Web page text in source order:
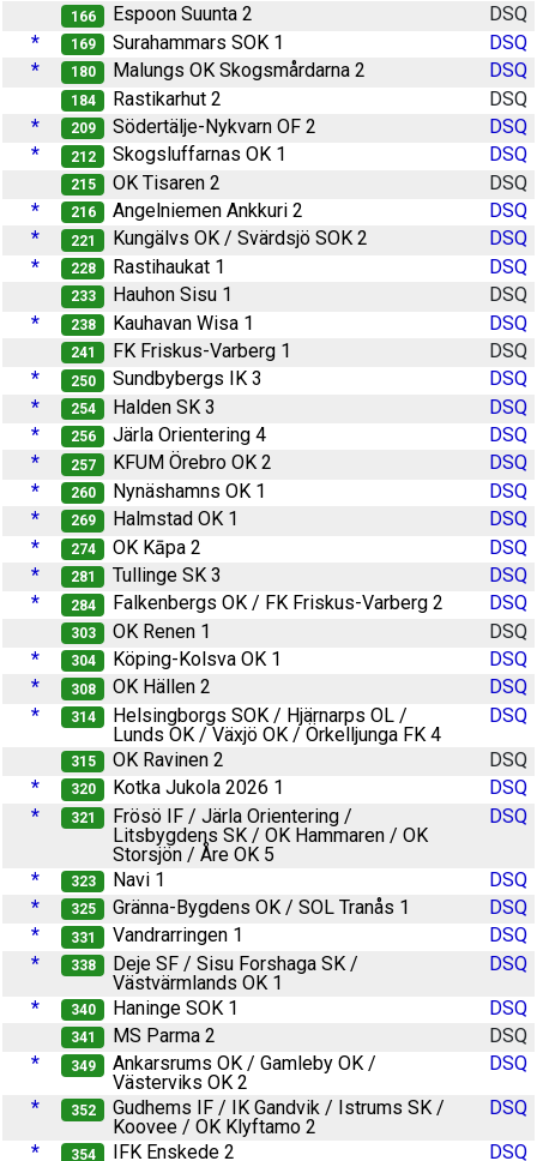
166 Espoon Suunta 2
DSQ
*
169 Surahammars SOK 1
DSQ
*
180 Malungs OK Skogsmårdarna 2 DSQ
184 Rastikarhut 2
DSQ
*
209 Södertälje-Nykvarn OF 2
DSQ
*
212 Skogsluffarnas OK 1 DSQ
215 OK Tisaren 2
DSQ
*
216 Angelniemen Ankkuri 2
DSQ
*
221 Kungälvs OK / Svärdsjö SOK 2
DSQ
*
228 Rastihaukat 1 DSQ
233 Hauhon Sisu 1
DSQ
*
238 Kauhavan Wisa 1 DSQ
241 FK Friskus-Varberg 1
DSQ
*
250 Sundbybergs IK 3
DSQ
*
254 Halden SK 3
DSQ
*
256 Järla Orientering 4
DSQ
*
257 KFUM Örebro OK 2
DSQ
*
260 Nynäshamns OK 1
DSQ
*
269 Halmstad OK 1
DSQ
*
274 OK Kāpa 2
DSQ
*
281 Tullinge SK 3
DSQ
*
284 Falkenbergs OK / FK Friskus-Varberg 2 DSQ
303 OK Renen 1
DSQ
*
304 Köping-Kolsva OK 1
DSQ
*
308 OK Hällen 2
DSQ
*
314
Helsingborgs SOK / Hjärnarps OL /
Lunds OK / Växjö OK / Örkelljunga FK 4
DSQ
315 OK Ravinen 2
DSQ
*
320 Kotka Jukola 2026 1
DSQ
*
321
Frösö IF / Järla Orientering /
Litsbygdens SK / OK Hammaren / OK
Storsjön / Åre OK 5
DSQ
* 323 Navi 1
DSQ
*
325 Gränna-Bygdens OK / SOL Tranås 1
DSQ
*
331 Vandrarringen 1
DSQ
*
338
Deje SF / Sisu Forshaga SK /
Västvärmlands OK 1
DSQ
*
340 Haninge SOK 1 DSQ
341 MS Parma 2
DSQ
*
349
Ankarsrums OK / Gamleby OK /
Västerviks OK 2
DSQ
*
352
Gudhems IF / IK Gandvik / Istrums SK /
Koovee / OK Klyftamo 2
DSQ
*
354 IFK Enskede 2 DSQ